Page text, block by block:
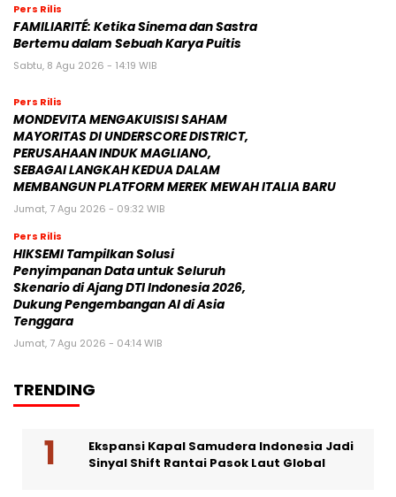
Pers Rilis
FAMILIARITÉ: Ketika Sinema dan Sastra
Bertemu dalam Sebuah Karya Puitis
Sabtu, 8 Agu 2026 - 14:19 WIB
Pers Rilis
MONDEVITA MENGAKUISISI SAHAM
MAYORITAS DI UNDERSCORE DISTRICT,
PERUSAHAAN INDUK MAGLIANO,
SEBAGAI LANGKAH KEDUA DALAM
MEMBANGUN PLATFORM MEREK MEWAH ITALIA BARU
Jumat, 7 Agu 2026 - 09:32 WIB
Pers Rilis
HIKSEMI Tampilkan Solusi
Penyimpanan Data untuk Seluruh
Skenario di Ajang DTI Indonesia 2026,
Dukung Pengembangan AI di Asia
Tenggara
Jumat, 7 Agu 2026 - 04:14 WIB
TRENDING
Ekspansi Kapal Samudera Indonesia Jadi
Sinyal Shift Rantai Pasok Laut Global